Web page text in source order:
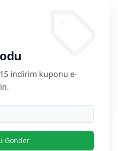
indirim kuponu e-
Gönder